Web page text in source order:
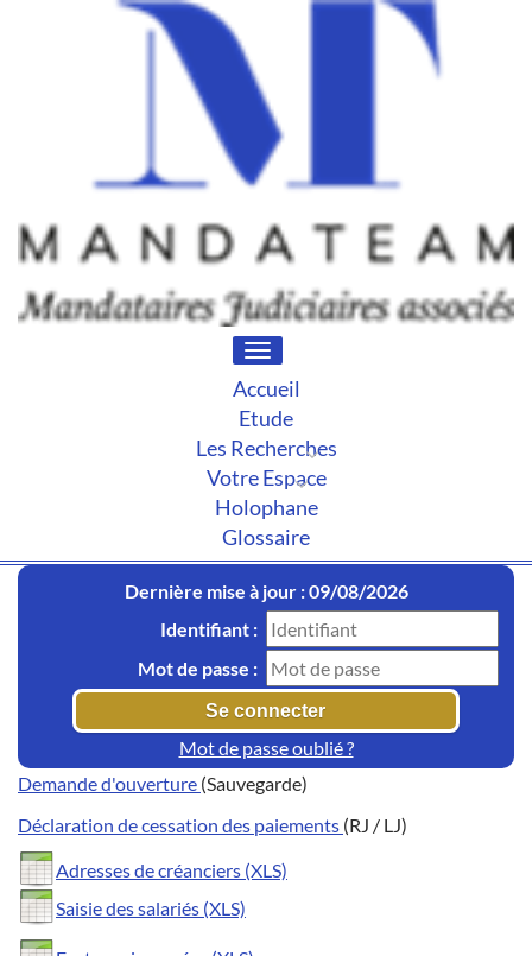
Toggle
navigation
Accueil
Etude
Les Recherches
Votre Espace
Holophane
Glossaire
Dernière mise à jour : 09/08/2026
Identifiant :
Mot de passe :
Mot de passe oublié ?
Demande d'ouverture (Sauvegarde)
Déclaration de cessation des paiements (RJ / LJ)
Adresses de créanciers (XLS)
Saisie des salariés (XLS)